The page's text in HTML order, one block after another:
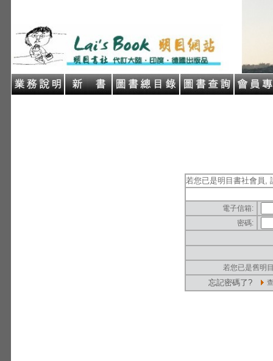
若您已是明目書社會員,
電子信箱:
密碼:
若您已是舊明
忘記密碼了?